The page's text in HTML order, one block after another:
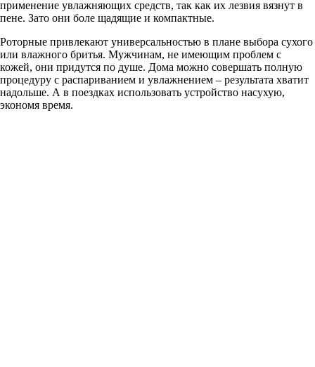
применение увлажняющих средств, так как их лезвия вязнут в
пене. Зато они боле щадящие и компактные.
Роторные привлекают универсальностью в плане выбора сухого
или влажного бритья. Мужчинам, не имеющим проблем с
кожей, они придутся по душе. Дома можно совершать полную
процедуру с распариванием и увлажнением – результата хватит
надольше. А в поездках использовать устройство насухую,
экономя время.